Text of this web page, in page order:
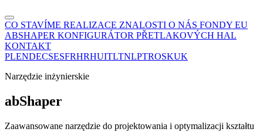
CO STAVÍME REALIZACE ZNALOSTI O NÁS FONDY EU
ABSHAPER KONFIGURÁTOR PŘETLAKOVÝCH HAL
KONTAKT
PLENDECSESFRHRHUITLTNLPTROSKUK
Narzędzie inżynierskie
abShaper
Zaawansowane narzędzie do projektowania i optymalizacji kształtu